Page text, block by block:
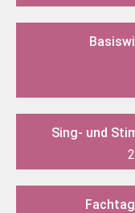
Sing- und